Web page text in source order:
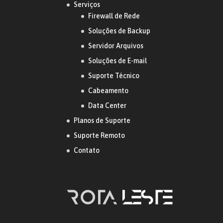
Serviços
Firewall de Rede
Soluções de Backup
Servidor Arquivos
Soluções de E-mail
Suporte Técnico
Cabeamento
Data Center
Planos de Suporte
Suporte Remoto
Contato